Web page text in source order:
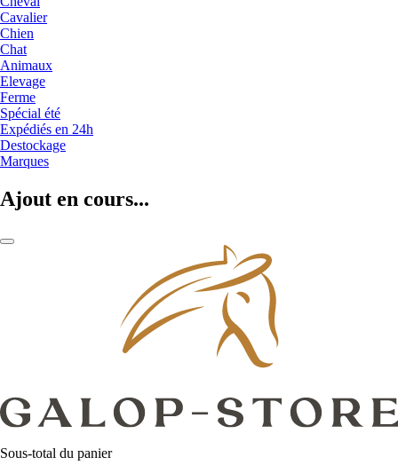
Cavalier
Chien
Chat
Animaux
Elevage
Ferme
Spécial été
Expédiés en 24h
Destockage
Marques
Ajout en cours...
Sous-total du panier